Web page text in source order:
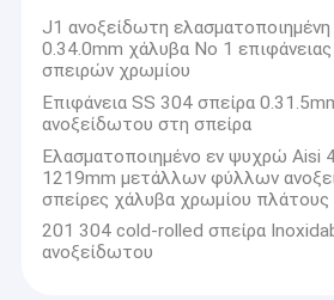
J1 ανοξείδωτη
0.34.0mm χάλυβα Νο 1
σπειρών χρωμίου
Επιφάνεια SS 304 σπείρα
ανοξείδωτου στη σπείρα
Ελασματοποιημένο εν ψυχρώ Aisi
1219mm μετάλλων φύλλων
σπείρες χάλυβα χρωμίου πλάτους
201 304 cold-rolled σπείρα
ανοξείδωτου